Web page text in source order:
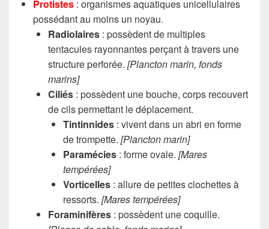
Protistes : organismes aquatiques unicellulaires
possédant au moins un noyau.
Radiolaires : possèdent de multiples
tentacules rayonnantes perçant à travers une
structure perforée. [Plancton marin, fonds
marins]
Ciliés : possèdent une bouche, corps recouvert
de cils permettant le déplacement.
Tintinnides : vivent dans un abri en forme
de trompette. [Plancton marin]
Paramécies : forme ovale. [Mares
tempérées]
Vorticelles : allure de petites clochettes à
ressorts. [Mares tempérées]
Foraminifères : possèdent une coquille.